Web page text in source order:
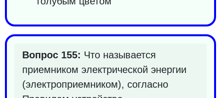
Вопрос 155: Что называется
приемником электрической энергии
(электроприемником), согласно